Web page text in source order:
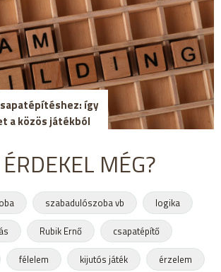
így
a közös játékból
MÉG?
szabadulószoba vb
logika
Rubik Ernő
csapatépítő
félelem kijutós játék
érzelem